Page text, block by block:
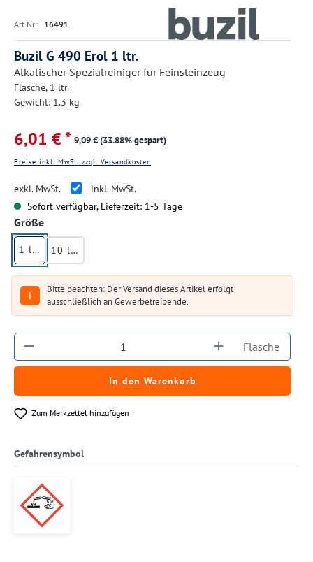
Art.Nr.: 16491
Buzil G 490 Erol 1 ltr.
Alkalischer Spezialreiniger für Feinsteinzeug
Flasche, 1 ltr.
Gewicht: 1.3 kg
6,01 € * 9,09 €(33.88% gespart)
Preise inkl. MwSt. zzgl. Versandkosten
exkl. MwSt.
inkl. MwSt.
Sofort verfügbar, Lieferzeit: 1-5 Tage
Größeauswählen
1 ltr. 10 ltr.
i
Bitte beachten: Der Versand dieses Artikel erfolgt
ausschließlich an Gewerbetreibende.
Produkt Anzahl: Gib den gewünschten
Flasche
In den Warenkorb
Zum Merkzettel hinzufügen
Gefahrensymbol